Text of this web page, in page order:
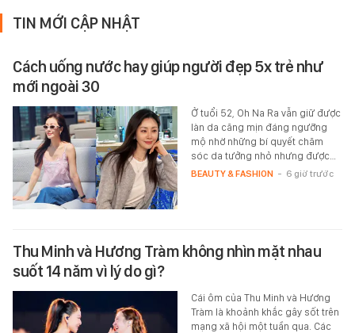
TIN MỚI CẬP NHẬT
Cách uống nước hay giúp người đẹp 5x trẻ như
mới ngoài 30
Ở tuổi 52, Oh Na Ra vẫn giữ được
làn da căng mịn đáng ngưỡng
mộ nhờ những bí quyết chăm
sóc da tưởng nhỏ nhưng được…
BEAUTY & FASHION - 6 giờ trước
Thu Minh và Hương Tràm không nhìn mặt nhau
suốt 14 năm vì lý do gì?
Cái ôm của Thu Minh và Hương
Tràm là khoảnh khắc gây sốt trên
mạng xã hội một tuần qua. Các